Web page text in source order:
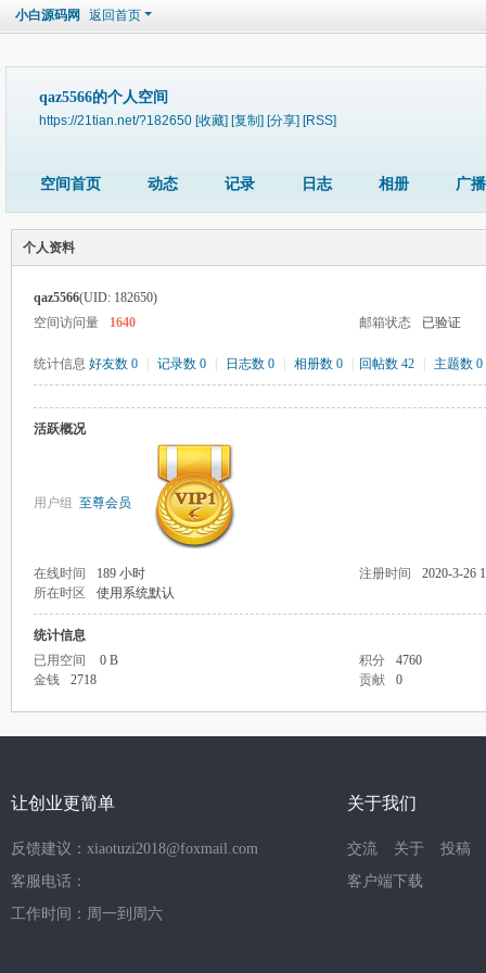
小白源码网 返回首页
qaz5566的个人空间
https://21tian.net/?182650 [收藏] [复制] [分享] [RSS]
空间首页 动态 记录 日志 相册 广播
个人资料
qaz5566(UID: 182650)
空间访问量
1640 邮箱状态 已验证
统计信息 好友数 0 记录数 0 日志数 0 相册数 0 回帖数 42 主题数 0
活跃概况
用户组 至尊会员
在线时间 189 小时 注册时间
2020-3-26
所在时区
使用系统默认
统计信息
已用空间
0 B 积分
4760
金钱
2718 贡献 0
让创业更简单
反馈建议：xiaotuzi2018@foxmail.com
客服电话：
工作时间：周一到周六
关于我们
交流 关于
投稿
客户端下载